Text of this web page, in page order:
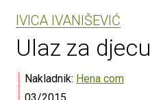
IVICA IVANIŠEVIĆ
Ulaz za
Nakladnik: Hena com
03/2015.